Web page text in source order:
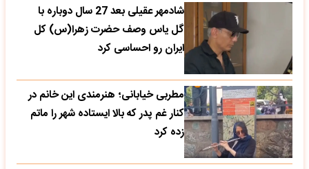
شادمهر عقیلی بعد 27 سال دوباره با
گل یاس وصف حضرت زهرا(س) کل
ایران رو احساسی کرد
مطربی خیابانی؛ هنرمندی این خانم در
کنار غم پدر که بالا ایستاده شهر را ماتم
زده کرد